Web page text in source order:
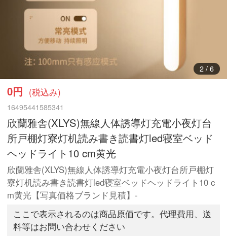
3/ 6
0円 (税込み)
16495441585341
欣蘭雅舎(XLYS)無線人体誘導灯充電小夜灯台
所戸棚灯寮灯机読み書き読書灯led寝室ベッド
ヘッドライト10 cm黄光
欣蘭雅舎(XLYS)無線人体誘導灯充電小夜灯台所戸棚灯
寮灯机読み書き読書灯led寝室ベッドヘッドライト10 c
m黄光【写真価格ブランド見積】-
ここで表示されるのは商品原価です。代理費用、送
料等はお問い合わせください